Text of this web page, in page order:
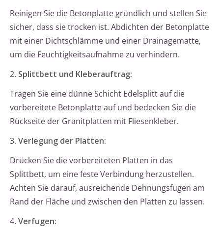
Reinigen Sie die Betonplatte gründlich und stellen Sie
sicher, dass sie trocken ist. Abdichten der Betonplatte
mit einer Dichtschlämme und einer Drainagematte,
um die Feuchtigkeitsaufnahme zu verhindern.
2. Splittbett und Kleberauftrag:
Tragen Sie eine dünne Schicht Edelsplitt auf die
vorbereitete Betonplatte auf und bedecken Sie die
Rückseite der Granitplatten mit Fliesenkleber.
3. Verlegung der Platten:
Drücken Sie die vorbereiteten Platten in das
Splittbett, um eine feste Verbindung herzustellen.
Achten Sie darauf, ausreichende Dehnungsfugen am
Rand der Fläche und zwischen den Platten zu lassen.
4. Verfugen: